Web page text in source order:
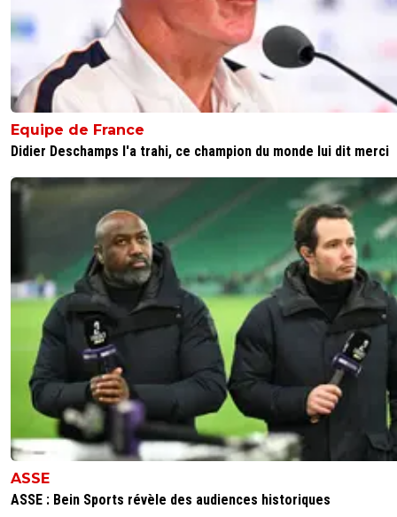
Equipe de France
Didier Deschamps l'a trahi, ce champion du monde lui dit merci
ASSE
ASSE : Bein Sports révèle des audiences historiques